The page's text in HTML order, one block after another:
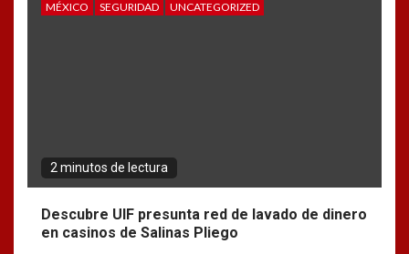
MÉXICO SEGURIDAD UNCATEGORIZED
2 minutos de lectura
Descubre UIF presunta red de lavado de dinero
en casinos de Salinas Pliego